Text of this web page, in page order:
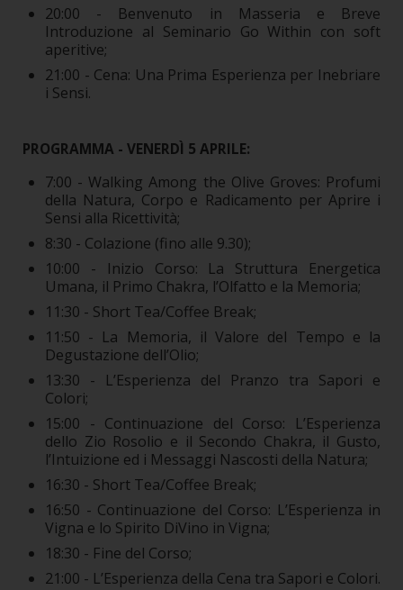
20:00 - Benvenuto in Masseria e Breve
Introduzione al Seminario Go Within con soft
aperitive;
21:00 - Cena: Una Prima Esperienza per Inebriare
i Sensi.
PROGRAMMA - VENERDÌ 5 APRILE:
7:00 - Walking Among the Olive Groves: Profumi
della Natura, Corpo e Radicamento per Aprire i
Sensi alla Ricettività;
8:30 - Colazione (fino alle 9.30);
10:00 - Inizio Corso: La Struttura Energetica
Umana, il Primo Chakra, l’Olfatto e la Memoria;
11:30 - Short Tea/Coffee Break;
11:50 - La Memoria, il Valore del Tempo e la
Degustazione dell’Olio;
13:30 - L’Esperienza del Pranzo tra Sapori e
Colori;
15:00 - Continuazione del Corso: L’Esperienza
dello Zio Rosolio e il Secondo Chakra, il Gusto,
l’Intuizione ed i Messaggi Nascosti della Natura;
16:30 - Short Tea/Coffee Break;
16:50 - Continuazione del Corso: L’Esperienza in
Vigna e lo Spirito DiVino in Vigna;
18:30 - Fine del Corso;
21:00 - L’Esperienza della Cena tra Sapori e Colori.